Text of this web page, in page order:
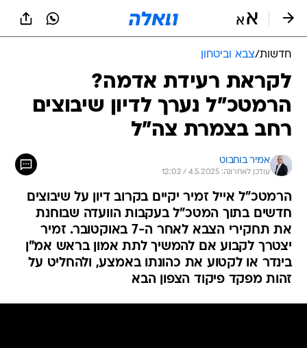
חדשות/צבא וביטחון
לקראת רעידת אדמה?
הרמטכ"ל נערך לדיון שיבוצים
רחב בצמרת צה"ל
אמיר בוחבוט
עודכן לאחרונה: 4.5.2025 / 12:02
הרמטכ"ל אייל זמיר יקיים בקרוב דיון על שיבוצים
חדשים בתוך המטכ"ל בעקבות הוועדה שבוחנת
את תחקירי הצבא לאחר ה-7 באוקטובר. זמיר
יצטרך לקבוע אם להמשיך לתת אמון בראש אמ"ן
בינדר או לקטוע את כהונתו באמצע, ולהחליט על
זהות מפקד פיקוד הצפון הבא